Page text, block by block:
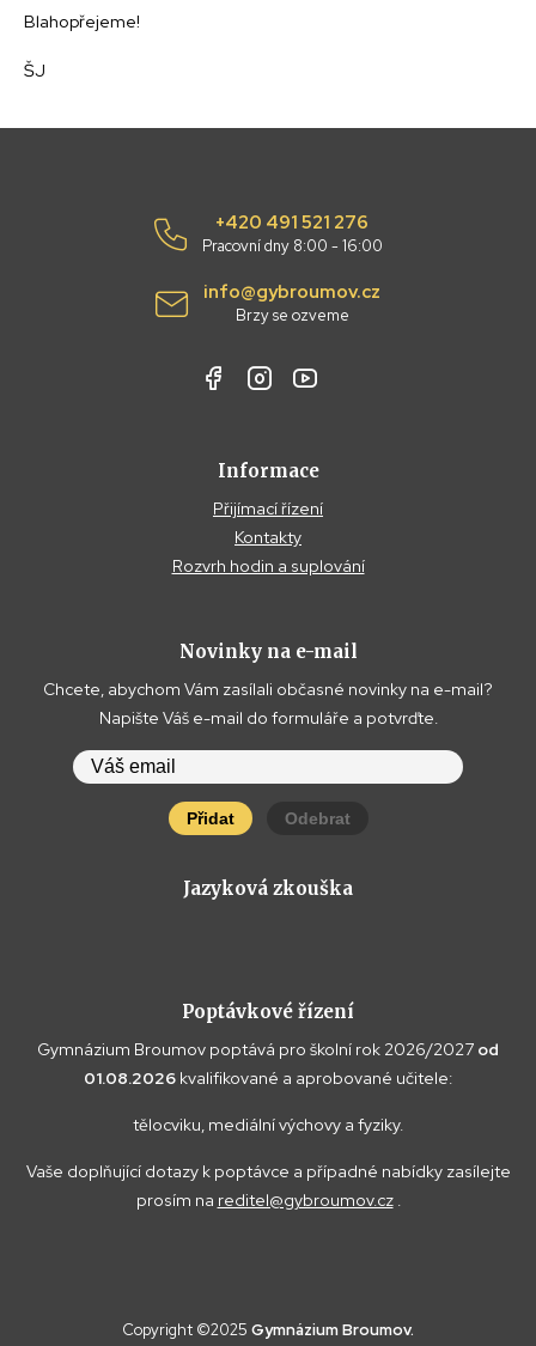
Blahopřejeme!
ŠJ
+420 491 521 276
Pracovní dny 8:00 - 16:00
info@gybroumov.cz
Brzy se ozveme
Informace
Přijímací řízení
Kontakty
Rozvrh hodin a suplování
Novinky na e-mail
Chcete, abychom Vám zasílali občasné novinky na e-mail?
Napište Váš e-mail do formuláře a potvrďte.
Přidat Odebrat
Jazyková zkouška
Poptávkové řízení
Gymnázium Broumov poptává pro školní rok 2026/2027 od
01.08.2026 kvalifikované a aprobované učitele:
tělocviku, mediální výchovy a fyziky.
Vaše doplňující dotazy k poptávce a případné nabídky zasílejte
prosím na reditel@gybroumov.cz.
Copyright ©2025 Gymnázium Broumov.